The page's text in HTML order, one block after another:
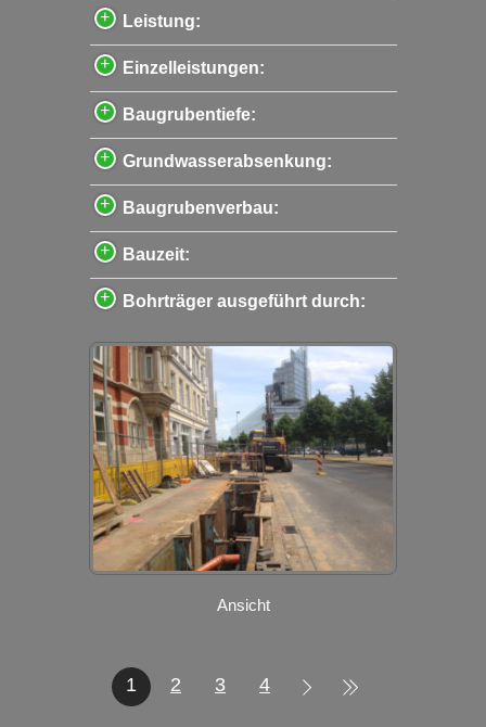
Leistung:
Einzelleistungen:
Baugrubentiefe:
Grundwasserabsenkung:
Baugrubenverbau:
Bauzeit:
Bohrträger ausgeführt durch:
Ansicht
1 2 3 4